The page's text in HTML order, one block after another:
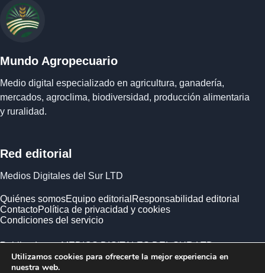
Mundo Agropecuario
Medio digital especializado en agricultura, ganadería,
mercados, agroclima, biodiversidad, producción alimentaria
y ruralidad.
Red editorial
Medios Digitales del Sur LTD
Quiénes somosEquipo editorial Responsabilidad editorial
ContactoPolítica de privacidad y cookies
Condiciones del servicio
Publicado por MEDIOS DIGITALES DEL SUR LTD ·
Empresa registrada en Inglaterra y Gales.
Utilizamos cookies para ofrecerte la mejor experiencia en
nuestra web.